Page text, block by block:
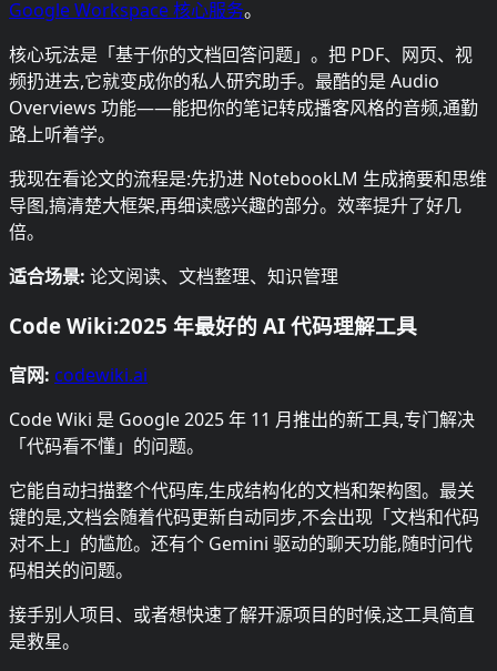
Google Workspace 核心服务。
核心玩法是「基于你的文档回答问题」。把 PDF、网页、视
频扔进去,它就变成你的私人研究助手。最酷的是 Audio
Overviews 功能——能把你的笔记转成播客风格的音频,通勤
路上听着学。
我现在看论文的流程是:先扔进 NotebookLM 生成摘要和思维
导图,搞清楚大框架,再细读感兴趣的部分。效率提升了好几
倍。
适合场景: 论文阅读、文档整理、知识管理
Code Wiki:2025 年最好的 AI 代码理解工具
官网: codewiki.ai
Code Wiki 是 Google 2025 年 11 月推出的新工具,专门解决
「代码看不懂」的问题。
它能自动扫描整个代码库,生成结构化的文档和架构图。最关
键的是,文档会随着代码更新自动同步,不会出现「文档和代码
对不上」的尴尬。还有个 Gemini 驱动的聊天功能,随时问代
码相关的问题。
接手别人项目、或者想快速了解开源项目的时候,这工具简直
是救星。